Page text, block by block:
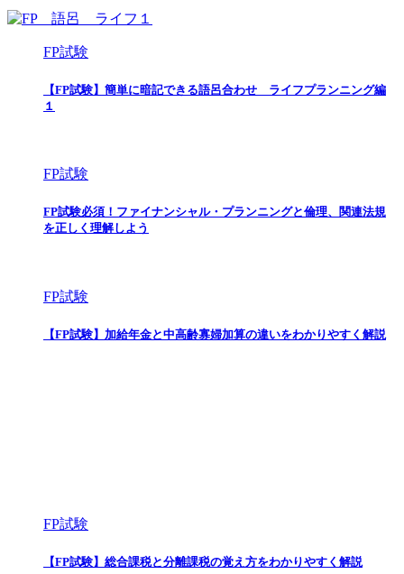
FP試験
【FP試験】簡単に暗記できる語呂合わせ ライフプランニング編
１
FP試験
FP試験必須！ファイナンシャル・プランニングと倫理、関連法規
を正しく理解しよう
FP試験
【FP試験】加給年金と中高齢寡婦加算の違いをわかりやすく解説
FP試験
【FP試験】総合課税と分離課税の覚え方をわかりやすく解説